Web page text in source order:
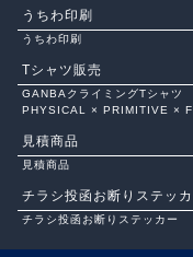
うちわ印刷
うちわ印刷
Tシャツ販売
GANBAクライミングTシャツ
PHYSICAL × PRIMITIVE ×
見積商品
見積商品
チラシ投函お断りステッ
チラシ投函お断りステッカー